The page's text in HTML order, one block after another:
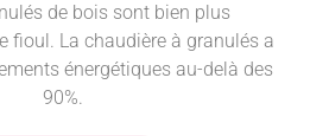
de bois sont bien plus
fioul. La chaudière à granulés a
énergétiques au-delà des
90%.